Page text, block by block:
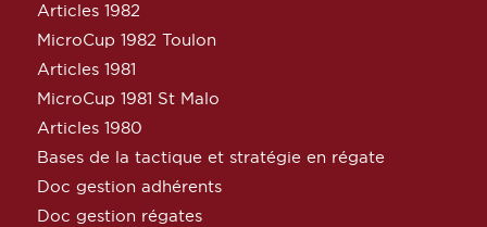
Articles 1982
MicroCup 1982 Toulon
Articles 1981
MicroCup 1981 St Malo
Articles 1980
Bases de la tactique et stratégie en régate
Doc gestion adhérents
Doc gestion régates